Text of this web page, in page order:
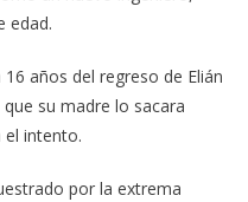
edad.
años del regreso de Elián
su madre lo sacara
el intento.
por la extrema